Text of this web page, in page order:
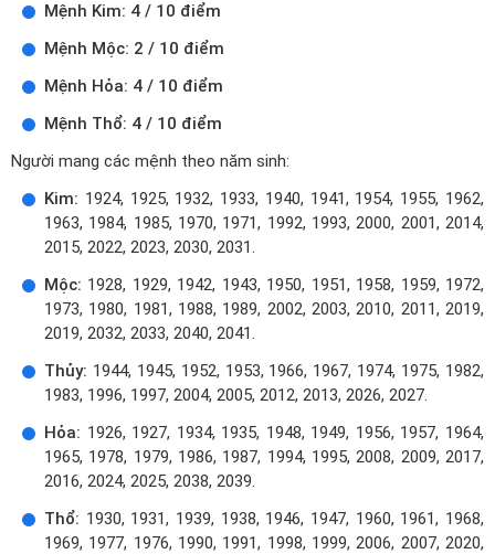
Mệnh Kim: 4 / 10 điểm
Mệnh Mộc: 2 / 10 điểm
Mệnh Hỏa: 4 / 10 điểm
Mệnh Thổ: 4 / 10 điểm
Người mang các mệnh theo năm sinh:
Kim: 1924, 1925, 1932, 1933, 1940, 1941, 1954, 1955, 1962,
1963, 1984, 1985, 1970, 1971, 1992, 1993, 2000, 2001, 2014,
2015, 2022, 2023, 2030, 2031.
Mộc: 1928, 1929, 1942, 1943, 1950, 1951, 1958, 1959, 1972,
1973, 1980, 1981, 1988, 1989, 2002, 2003, 2010, 2011, 2019,
2019, 2032, 2033, 2040, 2041.
Thủy: 1944, 1945, 1952, 1953, 1966, 1967, 1974, 1975, 1982,
1983, 1996, 1997, 2004, 2005, 2012, 2013, 2026, 2027.
Hỏa: 1926, 1927, 1934, 1935, 1948, 1949, 1956, 1957, 1964,
1965, 1978, 1979, 1986, 1987, 1994, 1995, 2008, 2009, 2017,
2016, 2024, 2025, 2038, 2039.
Thổ: 1930, 1931, 1939, 1938, 1946, 1947, 1960, 1961, 1968,
1969, 1977, 1976, 1990, 1991, 1998, 1999, 2006, 2007, 2020,